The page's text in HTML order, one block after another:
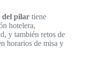
del pilar tiene
hotelera,
y también retos de
horarios de misa y